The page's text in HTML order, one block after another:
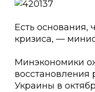
Есть основания,
кризиса, —
Минэкономики
восстановления
Украины в